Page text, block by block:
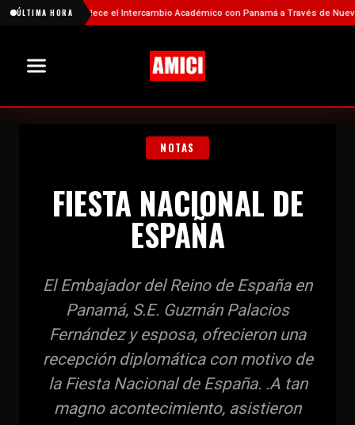
ÚLTIMA HORA
China Fortalece el Intercambio Académico con Panamá a Través de Nuevas
NOTAS
FIESTA NACIONAL DE
ESPAÑA
El Embajador del Reino de España en
Panamá, S.E. Guzmán Palacios
Fernández y esposa, ofrecieron una
recepción diplomática con motivo de
la Fiesta Nacional de España. .A tan
magno acontecimiento, asistieron